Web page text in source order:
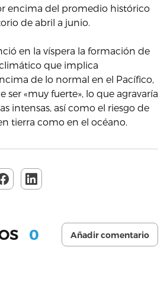
encima del promedio histórico
de abril a junio.
en la víspera la formación de
que implica
de lo normal en el Pacífico,
ser «muy fuerte», lo que agravaría
intensas, así como el riesgo de
tierra como en el océano.
0 Añadir comentario